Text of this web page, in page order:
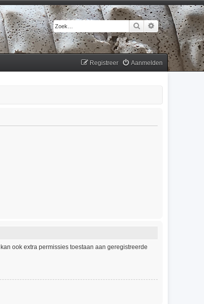
Zoek Uitgebreid
Aanmelden
Registreer
ook extra permissies toestaan aan geregistreerde